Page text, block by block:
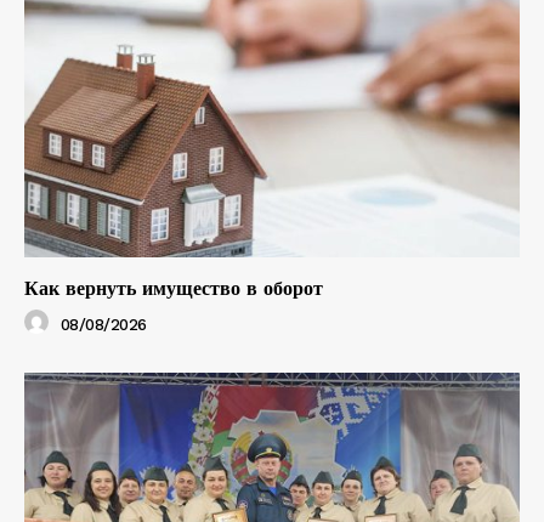
Как вернуть имущество в оборот
08/08/2026